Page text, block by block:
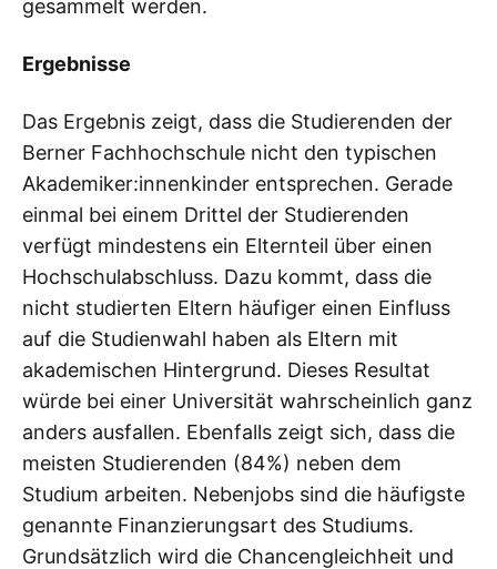
gesammelt werden.
Ergebnisse
Das Ergebnis zeigt, dass die Studierenden der
Berner Fachhochschule nicht den typischen
Akademiker:innenkinder entsprechen. Gerade
einmal bei einem Drittel der Studierenden
verfügt mindestens ein Elternteil über einen
Hochschulabschluss. Dazu kommt, dass die
nicht studierten Eltern häufiger einen Einfluss
auf die Studienwahl haben als Eltern mit
akademischen Hintergrund. Dieses Resultat
würde bei einer Universität wahrscheinlich ganz
anders ausfallen. Ebenfalls zeigt sich, dass die
meisten Studierenden (84%) neben dem
Studium arbeiten. Nebenjobs sind die häufigste
genannte Finanzierungsart des Studiums.
Grundsätzlich wird die Chancengleichheit und